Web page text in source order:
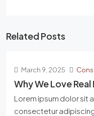
Related Posts
March 9, 2025
Why We Love
Lorem ipsum dolor sit
consectetur